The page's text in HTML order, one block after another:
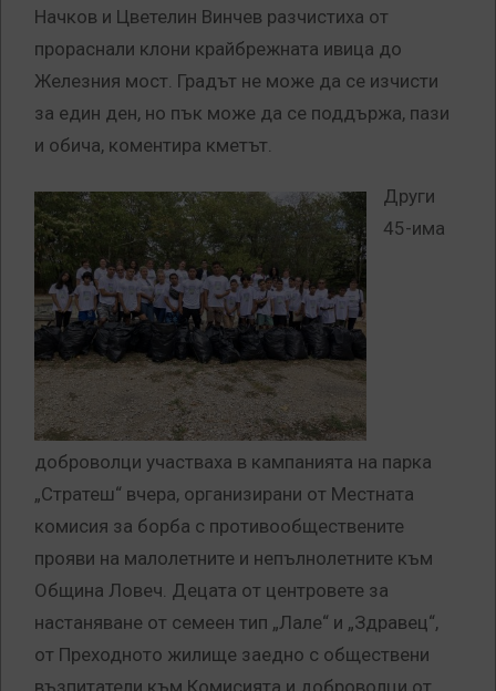
Начков и Цветелин Винчев разчистиха от
прораснали клони крайбрежната ивица до
Железния мост. Градът не може да се изчисти
за един ден, но пък може да се поддържа, пази
и обича, коментира кметът.
Други
45-има
доброволци участваха в кампанията на парка
„Стратеш“ вчера, организирани от Местната
комисия за борба с противообществените
прояви на малолетните и непълнолетните към
Община Ловеч. Децата от центровете за
настаняване от семеен тип „Лале“ и „Здравец“,
от Преходното жилище заедно с обществени